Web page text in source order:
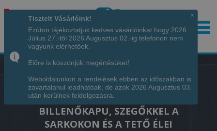
Hívjon minket!+36 70 7342034
LUX GARÁZS 7X7 FEDETT BEÁLLÓVAL
SMK – KÉT OLDALRA LEJTŐ TETŐ,
BILLENŐKAPU, SZEGŐKKEL A
SARKOKON ÉS A TETŐ ÉLEI
×
Tisztelt Vásárlóink!
Ezúton tájékoztatjuk kedves vásárlóinkat hogy 2026
Július 27.-től 2026 Augusztus 02.-ig telefonon nem
vagyunk elérhetőek.
Előre is köszönjük megértésüket!
Weboldalunkon a rendelések ebben az időszakban is
zavartalanul leadhatóak, de azok 2026 Augusztus 03.
után kerülnek feldolgozásra.